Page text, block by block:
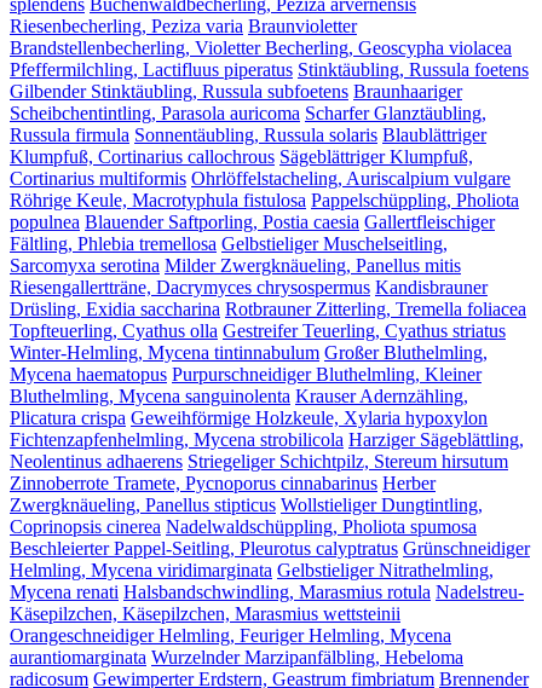
splendens Buchenwaldbecherling, Peziza arvernensis
Riesenbecherling, Peziza varia Braunvioletter
Brandstellenbecherling, Violetter Becherling, Geoscypha violacea
Pfeffermilchling, Lactifluus piperatus Stinktäubling, Russula foetens
Gilbender Stinktäubling, Russula subfoetens Braunhaariger
Scheibchentintling, Parasola auricoma Scharfer Glanztäubling,
Russula firmula Sonnentäubling, Russula solaris Blaublättriger
Klumpfuß, Cortinarius callochrous Sägeblättriger Klumpfuß,
Cortinarius multiformis Ohrlöffelstacheling, Auriscalpium vulgare
Röhrige Keule, Macrotyphula fistulosa Pappelschüppling, Pholiota
populnea Blauender Saftporling, Postia caesia Gallertfleischiger
Fältling, Phlebia tremellosa Gelbstieliger Muschelseitling,
Sarcomyxa serotina Milder Zwergknäueling, Panellus mitis
Riesengallertträne, Dacrymyces chrysospermus Kandisbrauner
Drüsling, Exidia saccharina Rotbrauner Zitterling, Tremella foliacea
Topfteuerling, Cyathus olla Gestreifer Teuerling, Cyathus striatus
Winter-Helmling, Mycena tintinnabulum Großer Bluthelmling,
Mycena haematopus Purpurschneidiger Bluthelmling, Kleiner
Bluthelmling, Mycena sanguinolenta Krauser Adernzähling,
Plicatura crispa Geweihförmige Holzkeule, Xylaria hypoxylon
Fichtenzapfenhelmling, Mycena strobilicola Harziger Sägeblättling,
Neolentinus adhaerens Striegeliger Schichtpilz, Stereum hirsutum
Zinnoberrote Tramete, Pycnoporus cinnabarinus Herber
Zwergknäueling, Panellus stipticus Wollstieliger Dungtintling,
Coprinopsis cinerea Nadelwaldschüppling, Pholiota spumosa
Beschleierter Pappel-Seitling, Pleurotus calyptratus Grünschneidiger
Helmling, Mycena viridimarginata Gelbstieliger Nitrathelmling,
Mycena renati Halsbandschwindling, Marasmius rotula Nadelstreu-
Käsepilzchen, Käsepilzchen, Marasmius wettsteinii
Orangeschneidiger Helmling, Feuriger Helmling, Mycena
aurantiomarginata Wurzelnder Marzipanfälbling, Hebeloma
radicosum Gewimperter Erdstern, Geastrum fimbriatum Brennender